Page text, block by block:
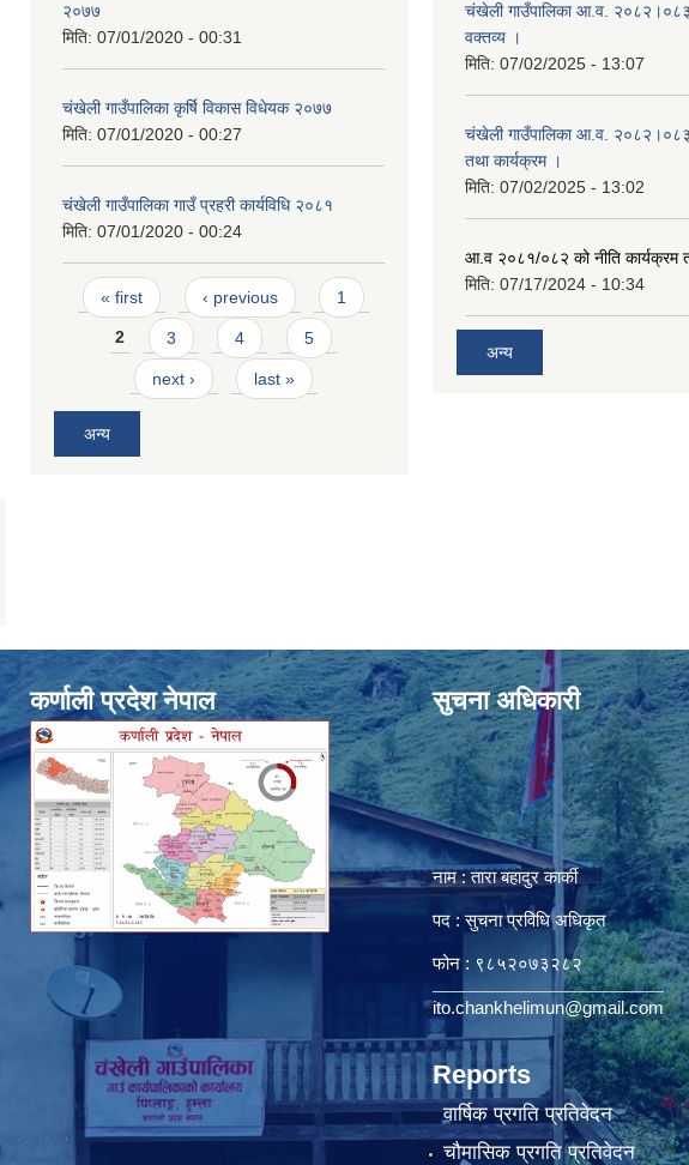
२०७७
मिति: 07/01/2020 - 00:31
चंखेली गाउँपालिका कृर्षि विकास विधेयक २०७७
मिति: 07/01/2020 - 00:27
चंखेली गाउँपालिका गाउँ प्रहरी कार्यविधि २०८१
मिति: 07/01/2020 - 00:24
Pages
« first ‹ previous 1
2 3 4 5
next › last »
अन्य
चंखेली गाउँपालिका आ.व. २०८२।०८३
वक्तव्य ।
मिति: 07/02/2025 - 13:07
चंखेली गाउँपालिका आ.व. २०८२।०८३
तथा कार्यक्रम ।
मिति: 07/02/2025 - 13:02
आ.व २०८१/०८२ को नीति कार्यक्रम
मिति: 07/17/2024 - 10:34
अन्य
कर्णाली प्रदेश नेपाल सुचना अधिकारी
नाम : तारा बहादुर कार्की
पद : सुचना प्रविधि अधिकृत
फोन : ९८५२०७३२८२
ito.chankhelimun@gmail.com
Reports
वार्षिक प्रगति प्रतिवेदन
चौमासिक प्रगति प्रतिवेदन